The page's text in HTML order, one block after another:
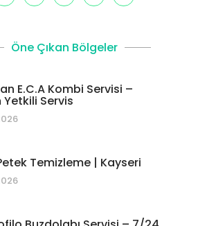
Öne Çıkan Bölgeler
E.C.A Kombi Servisi –
Servis
Temizleme | Kayseri